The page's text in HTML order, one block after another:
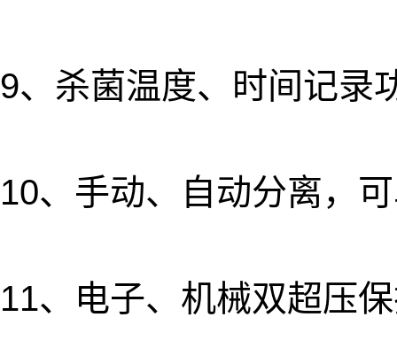
9、杀菌温度、时间记录
10、手动、自动分离，
11、电子、机械双超压